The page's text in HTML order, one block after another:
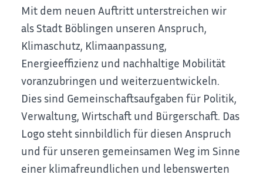
Mit dem neuen Auftritt unterstreichen wir
als Stadt Böblingen unseren Anspruch,
Klimaschutz, Klimaanpassung,
Energieeffizienz und nachhaltige Mobilität
voranzubringen und weiterzuentwickeln.
Dies sind Gemeinschaftsaufgaben für Politik,
Verwaltung, Wirtschaft und Bürgerschaft. Das
Logo steht sinnbildlich für diesen Anspruch
und für unseren gemeinsamen Weg im Sinne
einer klimafreundlichen und lebenswerten